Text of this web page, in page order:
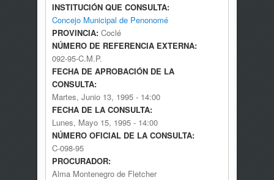
INSTITUCIÓN QUE CONSULTA:
Concejo Municipal de Penonomé
PROVINCIA: Coclé
NÚMERO DE REFERENCIA EXTERNA:
092-95-C.M.P.
FECHA DE APROBACIÓN DE LA
CONSULTA:
Martes, Junio 13, 1995 - 14:00
FECHA DE LA CONSULTA:
Lunes, Mayo 15, 1995 - 14:00
NÚMERO OFICIAL DE LA CONSULTA:
C-098-95
PROCURADOR:
Alma Montenegro de Fletcher